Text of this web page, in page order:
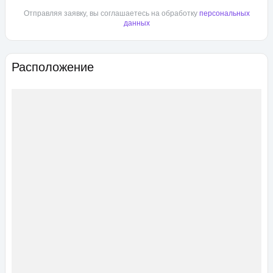
Расположение
Отправляя заявку, вы соглашаетесь на обработку персональных
данных